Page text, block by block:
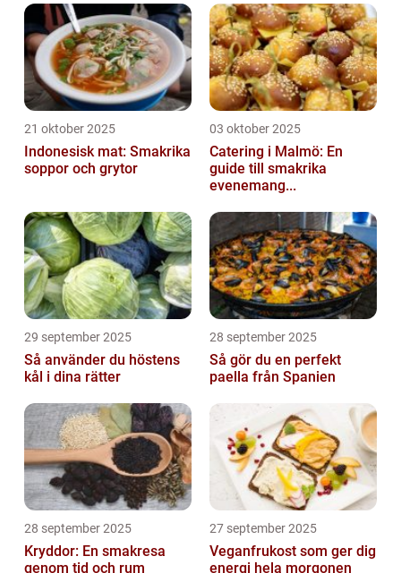
21 oktober 2025
Indonesisk mat: Smakrika
soppor och grytor
03 oktober 2025
Catering i Malmö: En
guide till smakrika
evenemang...
29 september 2025
Så använder du höstens
kål i dina rätter
28 september 2025
Så gör du en perfekt
paella från Spanien
28 september 2025
Kryddor: En smakresa
genom tid och rum
27 september 2025
Veganfrukost som ger dig
energi hela morgonen